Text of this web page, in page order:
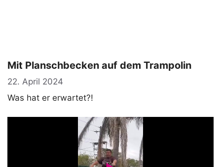
Mit Planschbecken auf dem Trampolin
22. April 2024
Was hat er erwartet?!